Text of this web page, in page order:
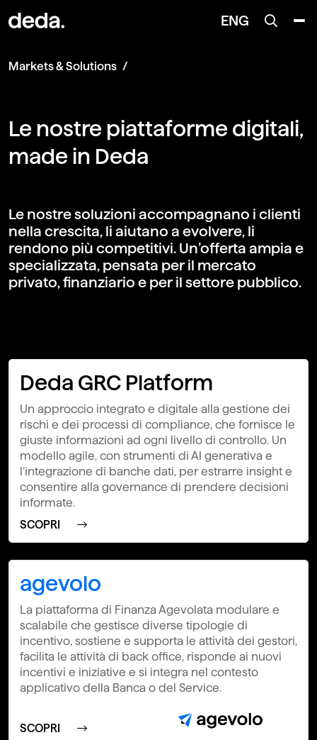
ENG
Markets & Solutions
Le nostre piattaforme digitali,
made in Deda
Le nostre soluzioni accompagnano i clienti
nella crescita, li aiutano a evolvere, li
rendono più competitivi. Un’offerta ampia e
specializzata, pensata per il mercato
privato, finanziario e per il settore pubblico.
Deda GRC Platform
Un approccio integrato e digitale alla gestione dei
rischi e dei processi di compliance, che fornisce le
giuste informazioni ad ogni livello di controllo. Un
modello agile, con strumenti di AI generativa e
l’integrazione di banche dati, per estrarre insight e
consentire alla governance di prendere decisioni
informate.
SCOPRI
agevolo
La piattaforma di Finanza Agevolata modulare e
scalabile che gestisce diverse tipologie di
incentivo, sostiene e supporta le attività dei gestori,
facilita le attività di back office, risponde ai nuovi
incentivi e iniziative e si integra nel contesto
applicativo della Banca o del Service.
SCOPRI